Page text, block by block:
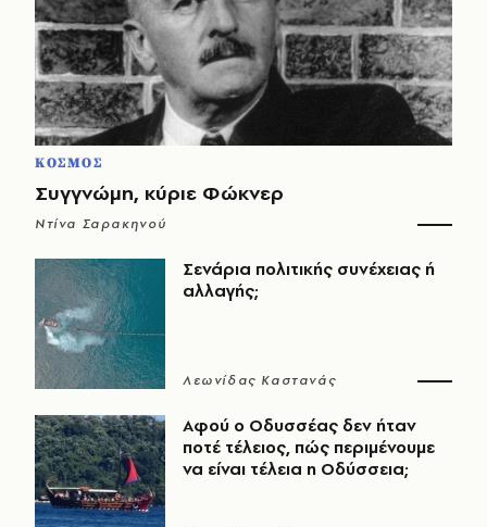
ΚΟΣΜΟΣ
Συγγνώμη, κύριε Φώκνερ
Ντίνα Σαρακηνού
Σενάρια πολιτικής συνέχειας ή
αλλαγής;
Λεωνίδας Καστανάς
Αφού ο Οδυσσέας δεν ήταν
ποτέ τέλειος, πώς περιμένουμε
να είναι τέλεια η Οδύσσεια;